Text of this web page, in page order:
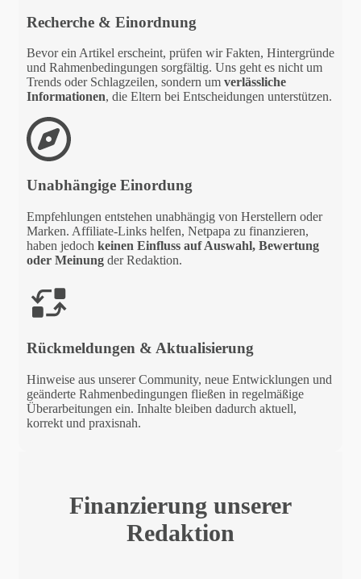
Recherche & Einordnung
Bevor ein Artikel erscheint, prüfen wir Fakten, Hintergründe
und Rahmenbedingungen sorgfältig. Uns geht es nicht um
Trends oder Schlagzeilen, sondern um verlässliche
Informationen, die Eltern bei Entscheidungen unterstützen.
Unabhängige Einordung
Empfehlungen entstehen unabhängig von Herstellern oder
Marken. Affiliate-Links helfen, Netpapa zu finanzieren,
haben jedoch keinen Einfluss auf Auswahl, Bewertung
oder Meinung der Redaktion.
Rückmeldungen & Aktualisierung
Hinweise aus unserer Community, neue Entwicklungen und
geänderte Rahmenbedingungen fließen in regelmäßige
Überarbeitungen ein. Inhalte bleiben dadurch aktuell,
korrekt und praxisnah.
Finanzierung unserer
Redaktion